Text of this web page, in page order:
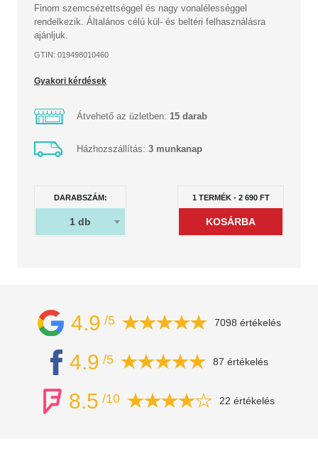
Finom szemcsézettséggel és nagy vonalélességgel
rendelkezik. Általános célú kül- és beltéri felhasználásra
ajánljuk.
GTIN: 019498010460
Gyakori kérdések
Átvehető az üzletben: 15 darab
Házhozszállítás: 3 munkanap
DARABSZÁM:
1 db
1 TERMÉK- 2 690FT
4.9 /5 7098 értékelés
4.9 /5 87 értékelés
8.5 /10 22 értékelés